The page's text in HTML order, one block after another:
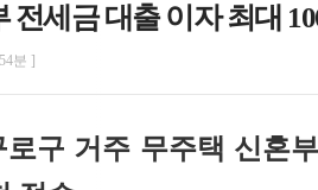
전세금 대출 이자 최대
분 ]
로구 거주 무주택 신혼